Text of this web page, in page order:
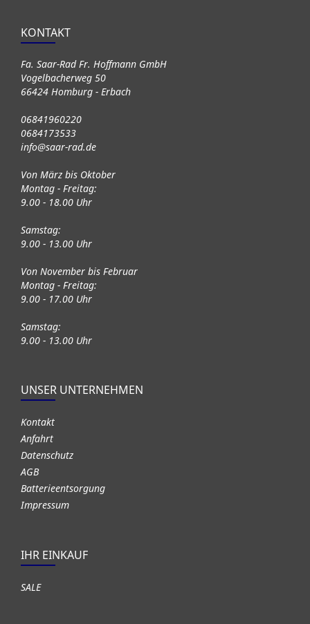
KONTAKT
Fa. Saar-Rad Fr. Hoffmann GmbH
Vogelbacherweg 50
66424 Homburg - Erbach
06841960220
0684173533
info@saar-rad.de
Von März bis Oktober
Montag - Freitag:
9.00 - 18.00 Uhr
Samstag:
9.00 - 13.00 Uhr
Von November bis Februar
Montag - Freitag:
9.00 - 17.00 Uhr
Samstag:
9.00 - 13.00 Uhr
UNSER UNTERNEHMEN
Kontakt
Anfahrt
Datenschutz
AGB
Batterieentsorgung
Impressum
IHR EINKAUF
SALE